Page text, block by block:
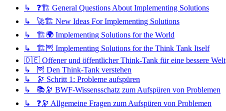
↳ ❓🏗️ General Questions About Implementing Solutions
↳ 🚀🏗️ New Ideas For Implementing Solutions
↳ 🏗️🌍 Implementing Solutions for the World
↳ 🏗️🦉 Implementing Solutions for the Think Tank Itself
🇩🇪 Offener und öffentlicher Think-Tank für eine bessere Welt
↳ 🦉 Den Think-Tank verstehen
↳ 🔭 Schritt 1: Probleme aufspüren
↳ 📚🔭 BWF-Wissensschatz zum Aufspüren von Problemen
↳ ❓🔭 Allgemeine Fragen zum Aufspüren von Problemen